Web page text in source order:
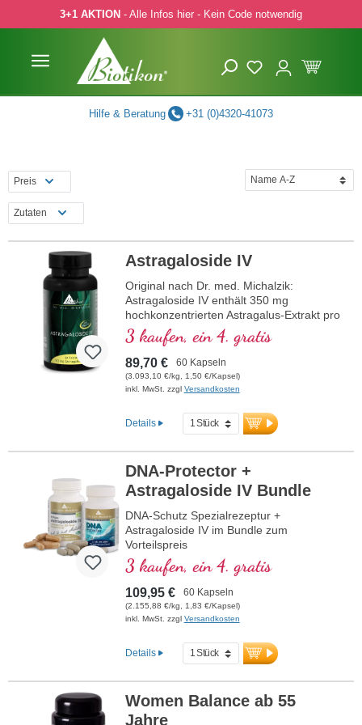
Hauptinhalt springen
Zur Suche springen
Zur Hauptnavigation springen
3+1 AKTION - Alle Infos hier - Kein Code notwendig
Hilfe & Beratung +31 (0)4320-41073
Preis
Zutaten
Astragaloside IV
Original nach Dr. med. Michalzik:
Astragaloside IV enthält 350 mg
hochkonzentrierten Astragalus-Extrakt pro
Tagesdosis (1 Kapsel), davon 50 mg
reines Astragalosid IV. Dieser 50-fach
konzentrierte Extrakt wird aus Astragalus
membranaceus gewonnen und ist ideal
für alle, die auf natürliche Weise ihre
mehr Informationen zu Astragaloside
350 mg Astragalus-Extrakt pro
Tagesdosis
50 mg reines Astragalosid IV
50-fach konzentrierter Extrakt
Über 20-jährige Produktionserfahrung
und Anwendung von Biotikon-Produkten
Von Ärzten entwickelt und überwacht
Hypoallergen durch Biotikon-
Spezialtechnologie
Vegane Kapseln frei von PEG und
Carrageen
Lebensmittelsicherheit: HACCP & ISO
Unser erfahrenes Experten-Team betreut
Sie gerne jederzeit.
Ihre Gesundheit liegt uns am Herzen
3 kaufen, ein 4. gratis
89,70 € 60 Kapseln
(3.093,10 €/kg, 1,50 €/Kapsel)
inkl. MwSt. zzgl Versandkosten
Details
DNA-Protector +
Astragaloside IV Bundle
DNA-Schutz Spezialrezeptur +
Astragaloside IV im Bundle zum
Vorteilspreis
3 kaufen, ein 4. gratis
109,95 € 60 Kapseln
(2.155,88 €/kg, 1,83 €/Kapsel)
inkl. MwSt. zzgl Versandkosten
Details
Women Balance ab 55
Jahre